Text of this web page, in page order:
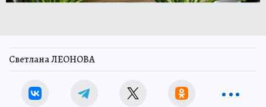
Светлана ЛЕОНОВА